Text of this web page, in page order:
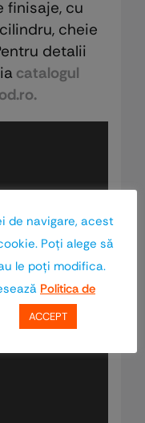
finisaje, cu
cheie
detalii
catalogul
de navigare, acest
Poţi alege să
le poţi modifica.
Politica de
ACCEPT